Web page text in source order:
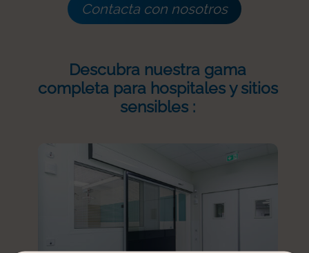
Contacta con nosotros
Descubra nuestra gama
completa para hospitales y sitios
sensibles :